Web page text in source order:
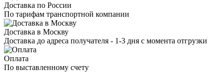
Доставка по России
По тарифам транспортной компании
Доставка в Москву
Доставка до адреса получателя - 1-3 дня с момента отгрузки
Оплата
По выставленному счету